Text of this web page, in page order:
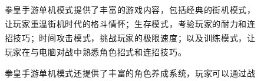
拳皇手游单机模式提供了丰富的游戏内容，包括经典的街机模式，
让玩家重温街机时代的格斗情怀；生存模式，考验玩家的耐力和连
招技巧；时间攻击模式，挑战玩家的极限速度；以及训练模式，让
玩家在与电脑对战中熟悉角色招式和连招技巧。
拳皇手游单机模式还提供了丰富的角色养成系统，玩家可以通过战